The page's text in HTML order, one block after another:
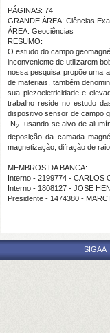
PÁGINAS: 74
GRANDE ÁREA: Ciências
ÁREA: Geociências
RESUMO:
O estudo do campo
inconveniente de utilizarem
nossa pesquisa propõe uma
de materiais, também
sua piezoeletricidade e
trabalho reside no estudo
dispositivo sensor de campo
N2usando-se alvo de
deposição da camada
magnetização, difração de
MEMBROS DA BANCA:
Interno - 2199774 - CARLOS
Interno - 1808127 - JOSE
Presidente - 1474380 -
SIGAA